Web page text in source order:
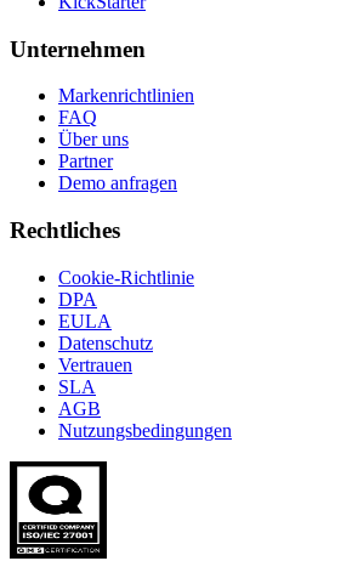
Unternehmen
Markenrichtlinien
FAQ
Über uns
Partner
Demo anfragen
Rechtliches
Cookie-Richtlinie
DPA
EULA
Datenschutz
Vertrauen
SLA
AGB
Nutzungsbedingungen